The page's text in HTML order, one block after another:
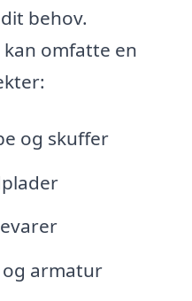
behov.
omfatte en
og skuffer
armatur